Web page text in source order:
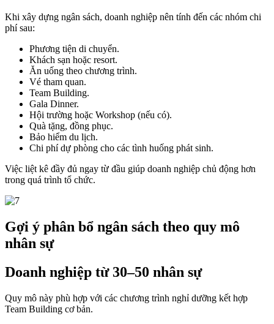
Khi xây dựng ngân sách, doanh nghiệp nên tính đến các nhóm chi
phí sau:
Phương tiện di chuyển.
Khách sạn hoặc resort.
Ăn uống theo chương trình.
Vé tham quan.
Team Building.
Gala Dinner.
Hội trường hoặc Workshop (nếu có).
Quà tặng, đồng phục.
Bảo hiểm du lịch.
Chi phí dự phòng cho các tình huống phát sinh.
Việc liệt kê đầy đủ ngay từ đầu giúp doanh nghiệp chủ động hơn
trong quá trình tổ chức.
Gợi ý phân bổ ngân sách theo quy mô
nhân sự
Doanh nghiệp từ 30–50 nhân sự
Quy mô này phù hợp với các chương trình nghỉ dưỡng kết hợp
Team Building cơ bản.